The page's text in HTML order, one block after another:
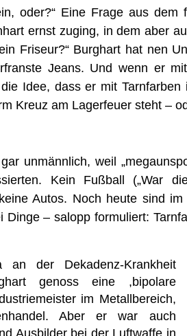
oder?“ Eine Frage aus dem
ernst zuging, in dem aber
Friseur?“ Burghart hat nen
Jeans. Und wenn er
Idee, dass er mit
Kreuz am Lagerfeuer steht –
unmännlich, weil
Kein Fußball („War
Autos. Noch heute sind
– salopp formuliert:
der Dekadenz-Krankheit
genoss eine ,bipolare
im Metallbereich,
Aber er war auch
Ausbilder bei der Luftwaffe in